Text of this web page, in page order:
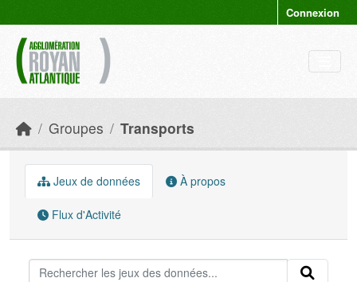
Connexion
Groupes Transports
Jeux de données À propos
Flux d'Activité